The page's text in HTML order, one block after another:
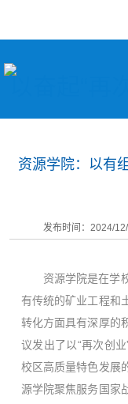
以奋起“
资源学院：以有
发布时间：2024/
资源学院是在学
有传统的矿业工程和
转化方面具有深厚的
议发出了以“再次创
校区高质量特色发展
源学院聚焦服务国家